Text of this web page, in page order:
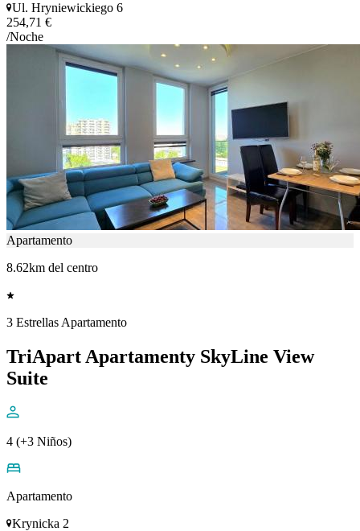
Ul. Hryniewickiego 6
254,71 €
/Noche
Apartamento
8.62km del centro
3 Estrellas Apartamento
TriApart Apartamenty SkyLine View
Suite
4 (+3 Niños)
Apartamento
Krynicka 2